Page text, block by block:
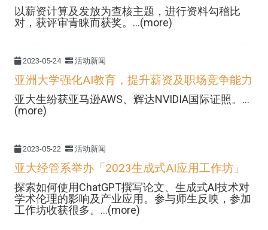
以薪资计算及发放为查核主题，进行资料勾稽比
对，获评审青睐而获奖。...(more)
2023-05-24 活动新闻
亚洲大学强化AI教育，提升薪资及职场竞争能力
亚大生纷获亚马逊AWS、辉达NVIDIA国际证照。...
(more)
2023-05-22 活动新闻
亚大经管系举办「2023生成式AI应用工作坊」
探索如何使用ChatGPT撰写论文、生成式AI技术对
学术伦理的影响及产业应用。参与师生反映，参加
工作坊收获很多。...(more)